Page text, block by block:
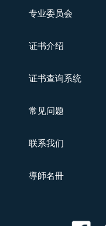
专业委员会
证书介绍
证书查询系统
常见问题
联系我们
導師名冊